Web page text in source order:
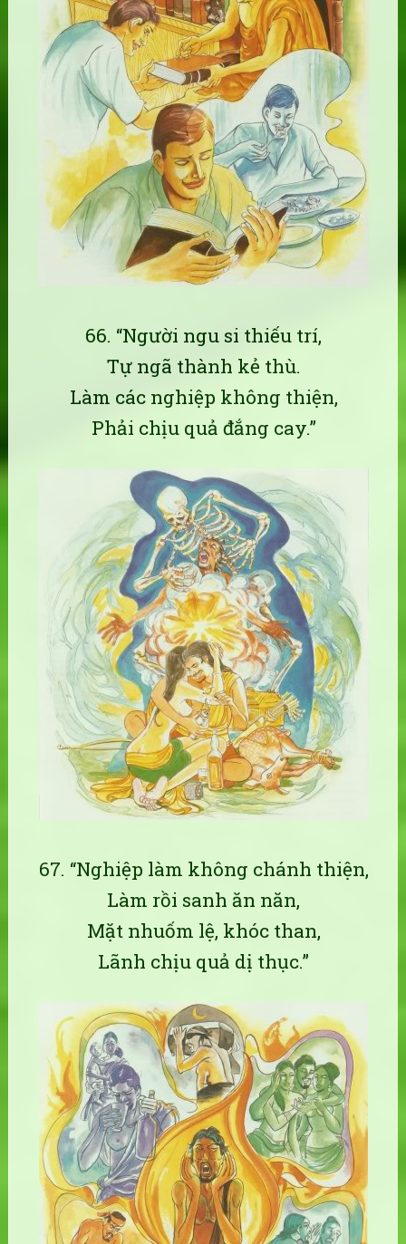
66. “Người ngu si thiếu trí,
Tự ngã thành kẻ thù.
Làm các nghiệp không thiện,
Phải chịu quả đắng cay.”
67. “Nghiệp làm không chánh thiện,
Làm rồi sanh ăn năn,
Mặt nhuốm lệ, khóc than,
Lãnh chịu quả dị thục.”